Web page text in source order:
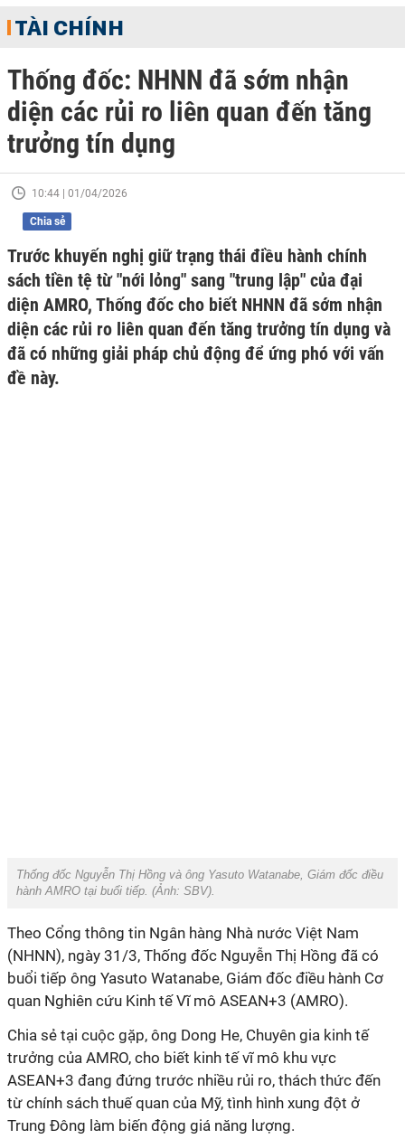
TÀI CHÍNH
Thống đốc: NHNN đã sớm nhận
diện các rủi ro liên quan đến tăng
trưởng tín dụng
10:44 | 01/04/2026
Chia sẻ
Trước khuyến nghị giữ trạng thái điều hành chính
sách tiền tệ từ "nới lỏng" sang "trung lập" của đại
diện AMRO, Thống đốc cho biết NHNN đã sớm nhận
diện các rủi ro liên quan đến tăng trưởng tín dụng và
đã có những giải pháp chủ động để ứng phó với vấn
đề này.
Thống đốc Nguyễn Thị Hồng và ông Yasuto Watanabe, Giám đốc điều
hành AMRO tại buổi tiếp. (Ảnh: SBV).
Theo Cổng thông tin Ngân hàng Nhà nước Việt Nam
(NHNN), ngày 31/3, Thống đốc Nguyễn Thị Hồng đã có
buổi tiếp ông Yasuto Watanabe, Giám đốc điều hành Cơ
quan Nghiên cứu Kinh tế Vĩ mô ASEAN+3 (AMRO).
Chia sẻ tại cuộc gặp, ông Dong He, Chuyên gia kinh tế
trưởng của AMRO, cho biết kinh tế vĩ mô khu vực
ASEAN+3 đang đứng trước nhiều rủi ro, thách thức đến
từ chính sách thuế quan của Mỹ, tình hình xung đột ở
Trung Đông làm biến động giá năng lượng.